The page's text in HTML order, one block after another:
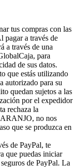
tus compras con las
pagar a través de
a través de una
para
de sus datos.
que estás utilizando
autorizado para su
quedan sujetos a las
por el expedidor
rechaza la
no nos
que se produzca en
de PayPal, te
que puedas iniciar
de PayPal. La